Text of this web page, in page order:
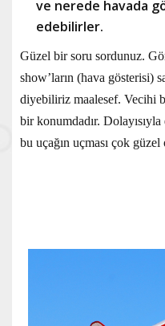
ve nerede havada
edebilirler.
Güzel bir soru sordunuz.
show’ların (hava gösterisi)
diyebiliriz maalesef. Vecihi
bir konumdadır.
bu uçağın uçması çok